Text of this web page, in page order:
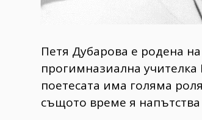
Петя Дубарова е родена
прогимназиална
поетесата има голяма
същото време я напътства